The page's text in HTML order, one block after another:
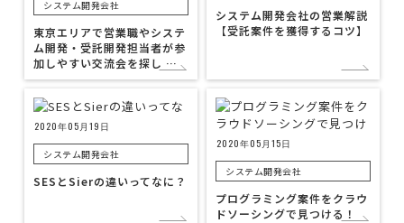
システム開発会社
東京エリアで営業職やシステ
ム開発・受託開発担当者が参
加しやすい交流会を探し …
システム開発会社の営業解説
【受託案件を獲得するコツ】
2020年05月19日
システム開発会社
SESとSierの違いってなに？
2020年05月15日
システム開発会社
プログラミング案件をクラウ
ドソーシングで見つける！